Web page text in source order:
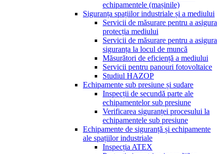
echipamentele (mașinile)
Siguranța spațiilor industriale și a mediului
Servicii de măsurare pentru a asigura
protecția mediului
Servicii de măsurare pentru a asigura
siguranța la locul de muncă
Măsurători de eficiență a mediului
Servicii pentru panouri fotovoltaice
Studiul HAZOP
Echipamente sub presiune și sudare
Inspecții de secundă parte ale
echipamentelor sub presiune
Verificarea siguranței procesului la
echipamentele sub presiune
Echipamente de siguranță și echipamente
ale spațiilor industriale
Inspecția ATEX